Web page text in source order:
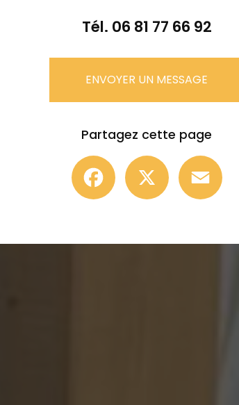
Tél. 06 81 77 66 92
ENVOYER UN MESSAGE
Partagez cette page
Facebook